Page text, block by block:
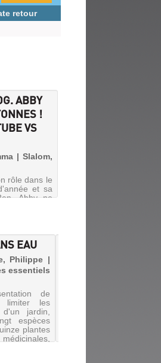
retour
ABBY
!
VS
| Slalom,
rôle dans le
et sa
Abby ne
équilibre.
EAU
Philippe |
essentiels
de
limiter les
jardin,
espèces
plantes